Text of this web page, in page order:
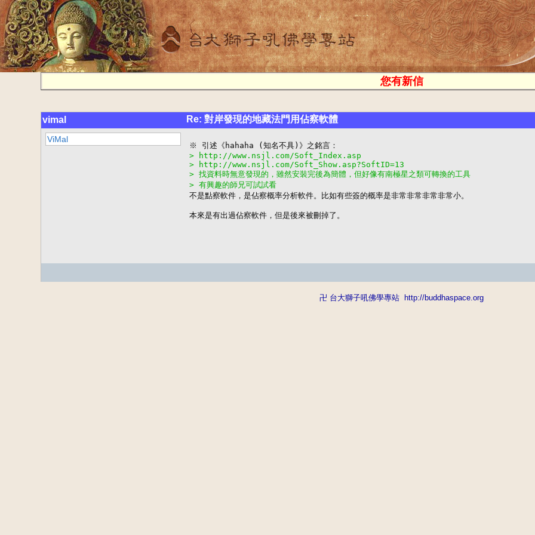
您有新信
vimal Re: 對岸發現的地藏法門用佔察軟體
ViMal
> http://www.nsjl.com/Soft_Index.asp
> http://www.nsjl.com/Soft_Show.asp?SoftID=13
> 找資料時無意發現的，雖然安裝完後為簡體，但好像有南極星之類可轉換的工具
> 有興趣的師兄可試試看
不是點察軟件，是佔察概率分析軟件。比如有些簽的概率是非常非常非常非常小。
本來是有出過佔察軟件，但是後來被刪掉了。
卍 台大獅子吼佛學專站 http://buddhaspace.org